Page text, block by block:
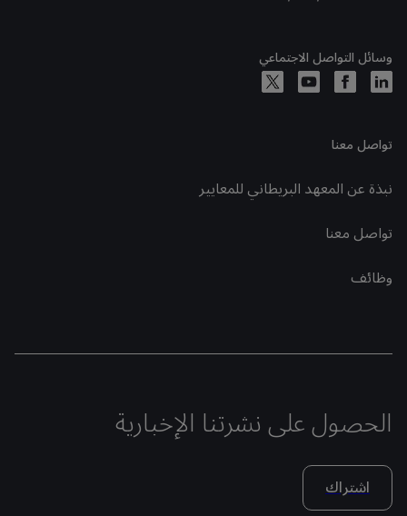
وسائل التواصل الاجتماعي
تواصل معنا
نبذة عن المعهد البريطاني للمعايير
تواصل معنا
وظائف
الحصول على نشرتنا الإخبارية
اشتراك